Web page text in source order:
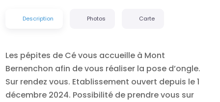
Description Photos Carte
Les pépites de Cé vous accueille à Mont
Bernenchon afin de vous réaliser la pose d’ongle.
Sur rendez vous. Etablissement ouvert depuis le 1
décembre 2024. Possibilité de prendre vous sur